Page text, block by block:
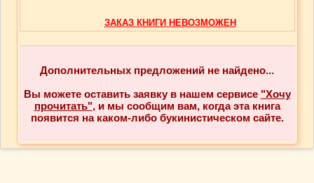
ЗАКАЗ КНИГИ НЕВОЗМОЖЕН
Дополнительных предложений не найдено...
Вы можете оставить заявку в нашем сервисе "Хочу
прочитать", и мы сообщим вам, когда эта книга
появится на каком-либо букинистическом сайте.